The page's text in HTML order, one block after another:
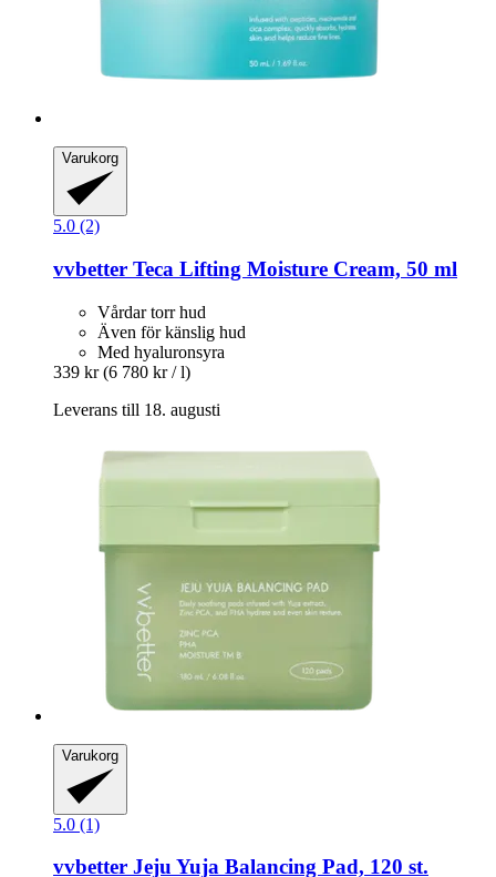
Varukorg
5.0 (2)
vvbetter Teca Lifting Moisture Cream, 50 ml
Vårdar torr hud
Även för känslig hud
Med hyaluronsyra
339 kr (6 780 kr / l)
Leverans till 18. augusti
Varukorg
5.0 (1)
vvbetter Jeju Yuja Balancing Pad, 120 st.